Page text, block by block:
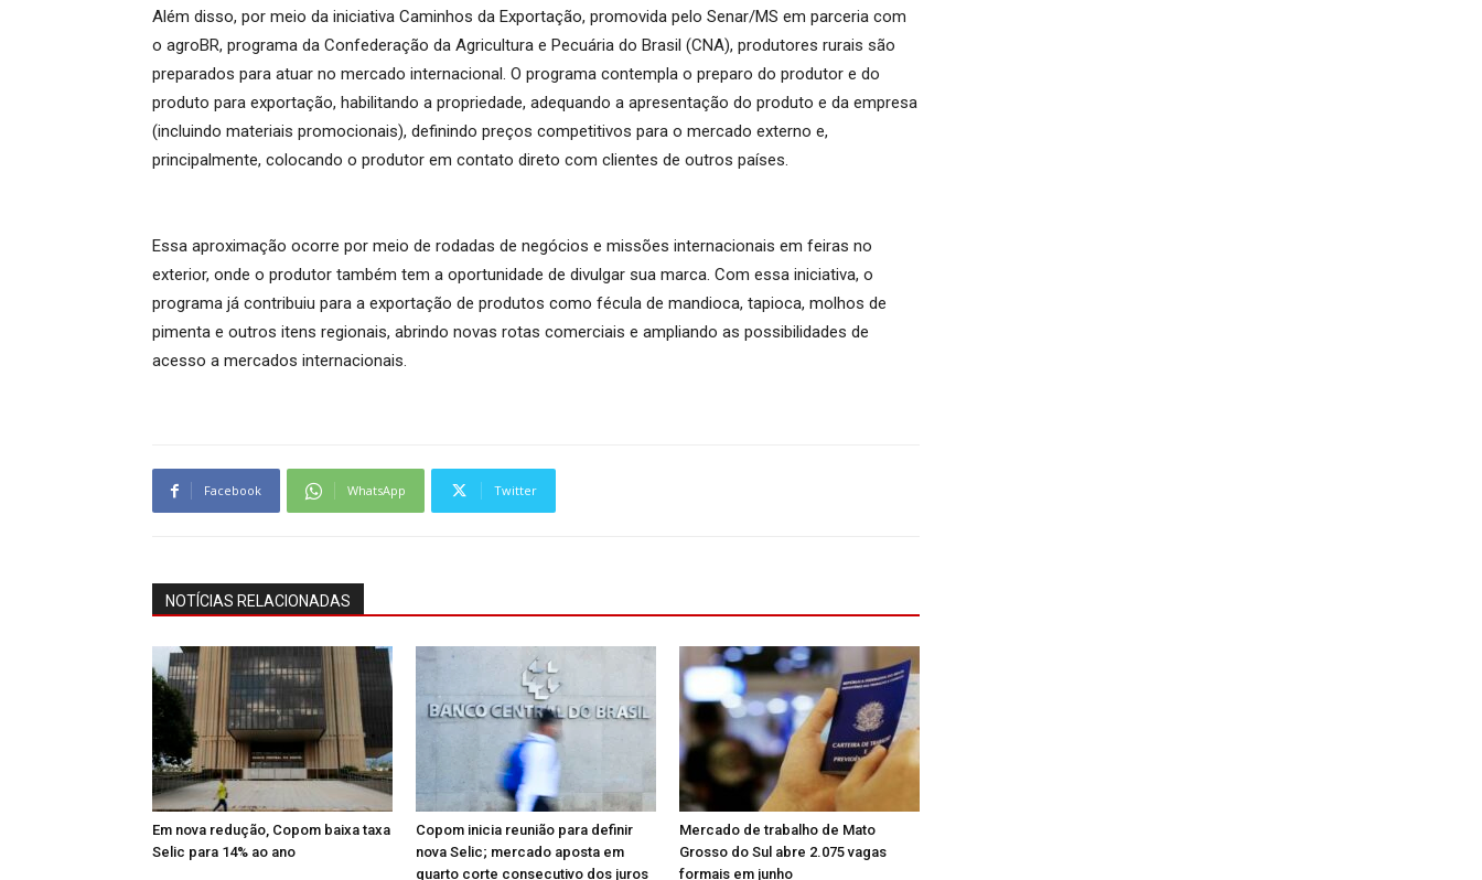
Além disso, por meio da iniciativa Caminhos da Exportação, promovida pelo Senar/MS em parceria com
o agroBR, programa da Confederação da Agricultura e Pecuária do Brasil (CNA), produtores rurais são
preparados para atuar no mercado internacional. O programa contempla o preparo do produtor e do
produto para exportação, habilitando a propriedade, adequando a apresentação do produto e da empresa
(incluindo materiais promocionais), definindo preços competitivos para o mercado externo e,
principalmente, colocando o produtor em contato direto com clientes de outros países.
Essa aproximação ocorre por meio de rodadas de negócios e missões internacionais em feiras no
exterior, onde o produtor também tem a oportunidade de divulgar sua marca. Com essa iniciativa, o
programa já contribuiu para a exportação de produtos como fécula de mandioca, tapioca, molhos de
pimenta e outros itens regionais, abrindo novas rotas comerciais e ampliando as possibilidades de
acesso a mercados internacionais.
Facebook WhatsApp Twitter
NOTÍCIAS RELACIONADAS
Em nova redução, Copom baixa taxa
Selic para 14% ao ano
Copom inicia reunião para definir
nova Selic; mercado aposta em
quarto corte consecutivo dos juros
Mercado de trabalho de Mato
Grosso do Sul abre 2.075 vagas
formais em junho